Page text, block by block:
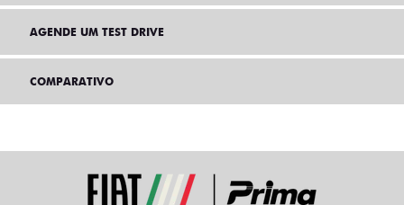
AGENDE UM TEST DRIVE
COMPARATIVO